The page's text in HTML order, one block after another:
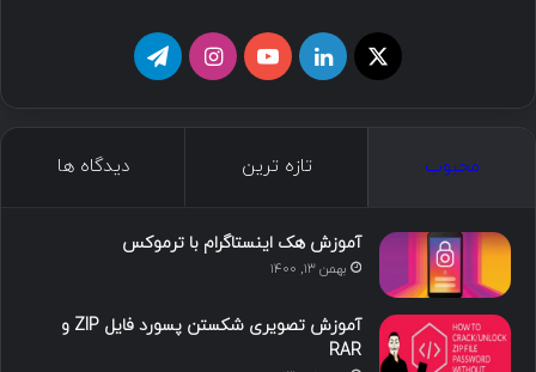
محبوب تازه ترین دیدگاه ها
آموزش هک اینستاگرام با ترموکس
بهمن ۱۳, ۱۴۰۰
آموزش تصویری شکستن پسورد فایل ZIP و
RAR